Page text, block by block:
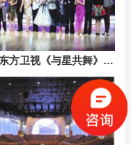
上海东方卫视《与星共舞》舞台